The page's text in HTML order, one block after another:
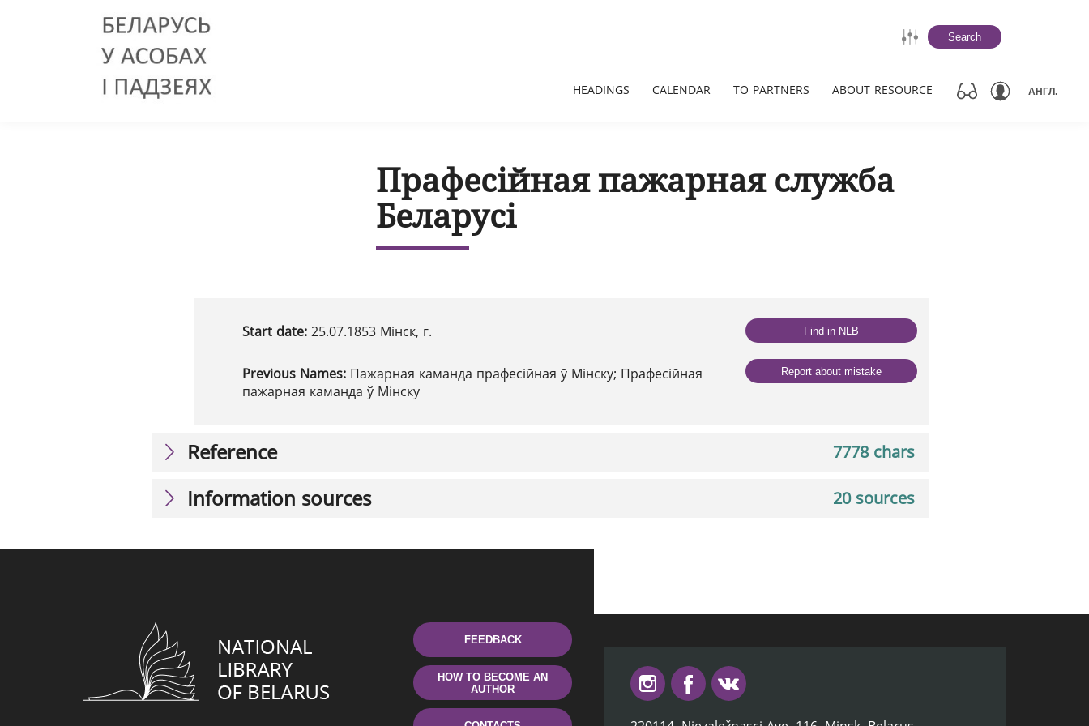
Search
HEADINGS CALENDAR TO PARTNERS ABOUT RESOURCE АНГЛ.
Прафесійная пажарная служба
Беларусі
Start date: 25.07.1853 Мінск, г.
Previous Names: Пажарная каманда прафесійная ў Мінску; Прафесійная
пажарная каманда ў Мінску
Find in NLB
Report about mistake
7778 chars
Reference
20 sources
Information sources
FEEDBACK
HOW TO BECOME AN
AUTHOR